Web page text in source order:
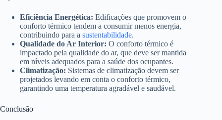
Eficiência Energética: Edificações que promovem o
conforto térmico tendem a consumir menos energia,
contribuindo para a sustentabilidade.
Qualidade do Ar Interior: O conforto térmico é
impactado pela qualidade do ar, que deve ser mantida
em níveis adequados para a saúde dos ocupantes.
Climatização: Sistemas de climatização devem ser
projetados levando em conta o conforto térmico,
garantindo uma temperatura agradável e saudável.
Conclusão